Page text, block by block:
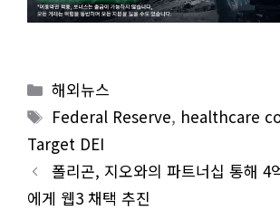
Categories
해외뉴스
Tags
Federal Reserve, healthcare
Target DEI
폴리곤, 지오와의 파트너십 통해 4
에게 웹3 채택 추진